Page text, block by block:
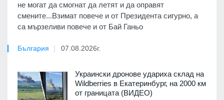
не могат да смогнат да летят и да оправят
смените...Взимат повече и от Президента сигурно, а
са мързеливи повече и от Бай Ганьо
България 07.08.2026г.
Украински дронове удариха склад на
Wildberries в Екатеринбург, на 2000 км
от границата (ВИДЕО)